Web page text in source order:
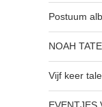
Postuum
NOAH
Vijf keer